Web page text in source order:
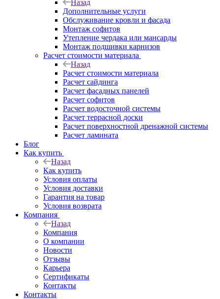
Назад
Дополнительные услуги
Обслуживание кровли и фасада
Монтаж софитов
Утепление чердака или мансарды
Монтаж подшивки карнизов
Расчет стоимости материала
Назад
Расчет стоимости материала
Расчет сайдинга
Расчет фасадных панелей
Расчет софитов
Расчет водосточной системы
Расчет террасной доски
Расчет поверхностной дренажной системы
Расчет ламината
Блог
Как купить
Назад
Как купить
Условия оплаты
Условия доставки
Гарантия на товар
Условия возврата
Компания
Назад
Компания
О компании
Новости
Отзывы
Карьера
Сертификаты
Контакты
Контакты